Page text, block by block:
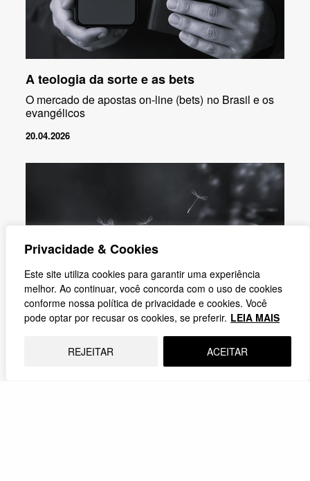
Privacidade & Cookies
Este site utiliza cookies para garantir uma experiência
melhor. Ao continuar, você concorda com o uso de cookies
conforme nossa política de privacidade e cookies. Você
pode optar por recusar os cookies, se preferir. LEIA MAIS
REJEITAR ACEITAR
A teologia da sorte e as bets
O mercado de apostas on-line (bets) no Brasil e os
evangélicos
20.04.2026
A morte é um encontro